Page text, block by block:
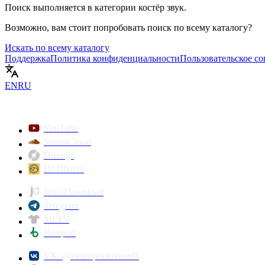
Поиск выполняется в категории костёр звук.
Возможно, вам стоит попробовать поиск по всему каталогу?
Искать по всему каталогу
ПоддержкаПолитика конфиденциальностиПользовательское
ENRU